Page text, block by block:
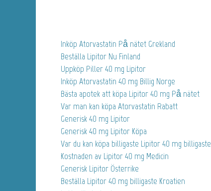
Inköp Atorvastatin På nätet Grekland
Beställa Lipitor Nu Finland
Uppköp Piller 40 mg Lipitor
Inköp Atorvastatin 40 mg Billig Norge
Bästa apotek att köpa Lipitor 40 mg På nätet
Var man kan köpa Atorvastatin Rabatt
Generisk 40 mg Lipitor
Generisk 40 mg Lipitor Köpa
Var du kan köpa billigaste Lipitor 40 mg billigaste
Kostnaden av Lipitor 40 mg Medicin
Generisk Lipitor Österrike
Beställa Lipitor 40 mg billigaste Kroatien